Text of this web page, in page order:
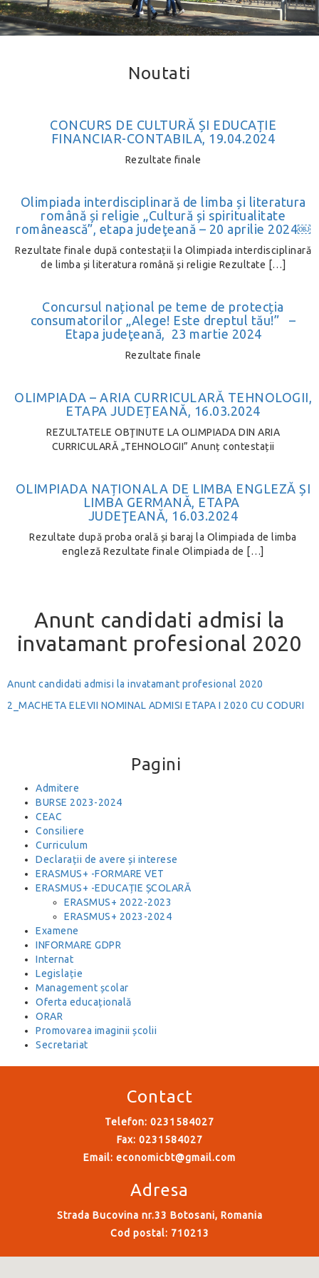
Noutati
CONCURS DE CULTURĂ ȘI EDUCAȚIE
FINANCIAR-CONTABILA, 19.04.2024
Rezultate finale
Olimpiada interdisciplinară de limba și literatura
română și religie „Cultură și spiritualitate
românească”, etapa judeţeană – 20 aprilie 2024￼
Rezultate finale după contestații la Olimpiada interdisciplinară
de limba și literatura română și religie Rezultate […]
Concursul național pe teme de protecția
consumatorilor „Alege! Este dreptul tău!” –
Etapa judeţeană, 23 martie 2024
Rezultate finale
OLIMPIADA – ARIA CURRICULARĂ TEHNOLOGII,
ETAPA JUDEȚEANĂ, 16.03.2024
REZULTATELE OBŢINUTE LA OLIMPIADA DIN ARIA
CURRICULARĂ „TEHNOLOGII” Anunț contestații
OLIMPIADA NAȚIONALA DE LIMBA ENGLEZĂ ȘI
LIMBA GERMANĂ, ETAPA
JUDEŢEANĂ, 16.03.2024
Rezultate după proba orală și baraj la Olimpiada de limba
engleză Rezultate finale Olimpiada de […]
Anunt candidati admisi la
invatamant profesional 2020
Anunt candidati admisi la invatamant profesional 2020
2_MACHETA ELEVII NOMINAL ADMISI ETAPA I 2020 CU CODURI
Pagini
Admitere
BURSE 2023-2024
CEAC
Consiliere
Curriculum
Declarații de avere și interese
ERASMUS+ -FORMARE VET
ERASMUS+ -EDUCAȚIE ȘCOLARĂ
ERASMUS+ 2022-2023
ERASMUS+ 2023-2024
Examene
INFORMARE GDPR
Internat
Legislație
Management școlar
Oferta educațională
ORAR
Promovarea imaginii școlii
Secretariat
Contact
Telefon: 0231584027
Fax: 0231584027
Email: economicbt@gmail.com
Adresa
Strada Bucovina nr.33 Botosani, Romania
Cod postal: 710213